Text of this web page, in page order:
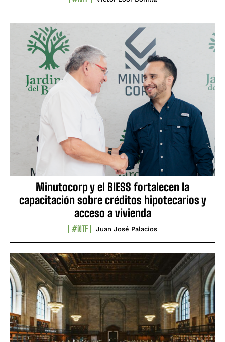
Minutocorp y el BIESS fortalecen la
capacitación sobre créditos hipotecarios y
acceso a vivienda
#NTF Juan José Palacios